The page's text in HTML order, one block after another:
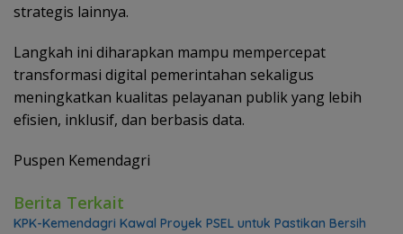
strategis lainnya.
Langkah ini diharapkan mampu mempercepat
transformasi digital pemerintahan sekaligus
meningkatkan kualitas pelayanan publik yang lebih
efisien, inklusif, dan berbasis data.
Puspen Kemendagri
Berita Terkait
KPK-Kemendagri Kawal Proyek PSEL untuk Pastikan Bersih